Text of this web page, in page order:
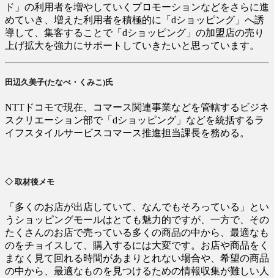
ド」の利用者を増やしていくプロモーションなどをさらに進
めていき、増えた利用者を積極的に「dショッピング」へ誘
導して、集客することで「dショッピング」の加盟店の売り
上げ拡大を強力にサポートしていきたいと思っています。
田辺久美子(たなべ・くみこ)氏
NTTドコモで現在、コマース関連事業などを管轄するビジネ
スクリエーション部で「dショッピング」などを統括するラ
イフスタイルサービスコマース推進担当課長を務める。
◇ 取材後メモ
「多くのお店が出店していて、なんでもそろっている」とい
うショッピングモールはとても魅力的ですが、一方で、その
たくさんのお店で売っている多くの商品の中から、最適なも
のをチョイスして、購入するには大変です。お店や商品をく
まなく見て回れる時間があまりとれない場合や、希望の商品
の中から、最適なものを見つけるための情報収集が難しい人